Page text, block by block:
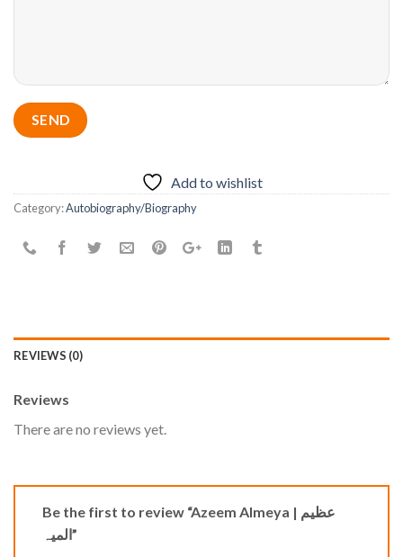
Add to wishlist
Category:Autobiography/Biography
REVIEWS (0)
Reviews
There are no reviews yet.
Be the first to review “Azeem Almeya | عظیم
المیہ”